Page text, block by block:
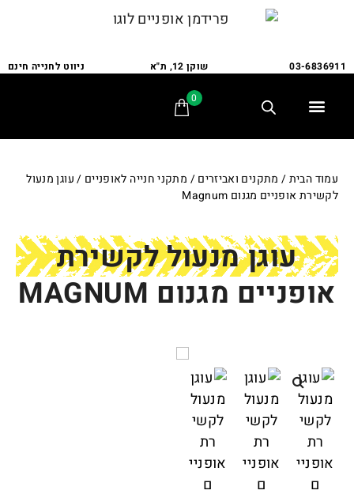
03-6836911 שוקן 12, ת"א ניווט לחנייה חינם
0
עמוד הבית/ מתקנים ואביזרים/ מתקני חנייה לאופניים / עוגן מנעול
לקשירת אופניים מגנום Magnum
עוגן מנעול לקשירת
אופניים מגנום MAGNUM